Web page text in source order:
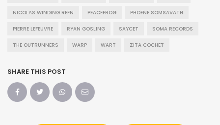
NICOLAS WINDING REFN PEACEFROG PHOENE SOMSAVATH
PIERRE LEFEUVRE RYAN GOSLING SAYCET SOMA RECORDS
THE OUTRUNNERS WARP WART ZITA COCHET
SHARE THIS POST